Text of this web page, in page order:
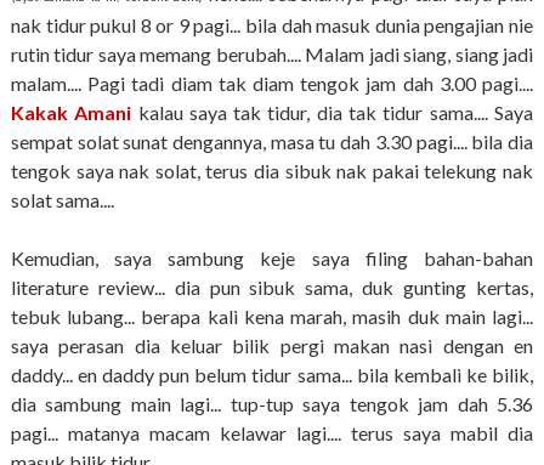
nak tidur pukul 8 or 9 pagi... bila dah masuk dunia pengajian nie
rutin tidur saya memang berubah.... Malam jadi siang, siang jadi
malam.... Pagi tadi diam tak diam tengok jam dah 3.00 pagi....
Kakak Amani kalau saya tak tidur, dia tak tidur sama.... Saya
sempat solat sunat dengannya, masa tu dah 3.30 pagi.... bila dia
tengok saya nak solat, terus dia sibuk nak pakai telekung nak
solat sama....
Kemudian, saya sambung keje saya filing bahan-bahan
literature review... dia pun sibuk sama, duk gunting kertas,
tebuk lubang... berapa kali kena marah, masih duk main lagi...
saya perasan dia keluar bilik pergi makan nasi dengan en
daddy... en daddy pun belum tidur sama... bila kembali ke bilik,
dia sambung main lagi... tup-tup saya tengok jam dah 5.36
pagi... matanya macam kelawar lagi.... terus saya mabil dia